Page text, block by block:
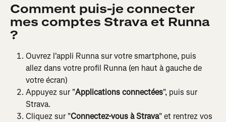
Comment puis-je connecter
mes comptes Strava et Runna
?
Ouvrez l'appli Runna sur votre smartphone, puis
allez dans votre profil Runna (en haut à gauche de
votre écran)
Appuyez sur "Applications connectées", puis sur
Strava.
Cliquez sur "Connectez-vous à Strava" et rentrez vos